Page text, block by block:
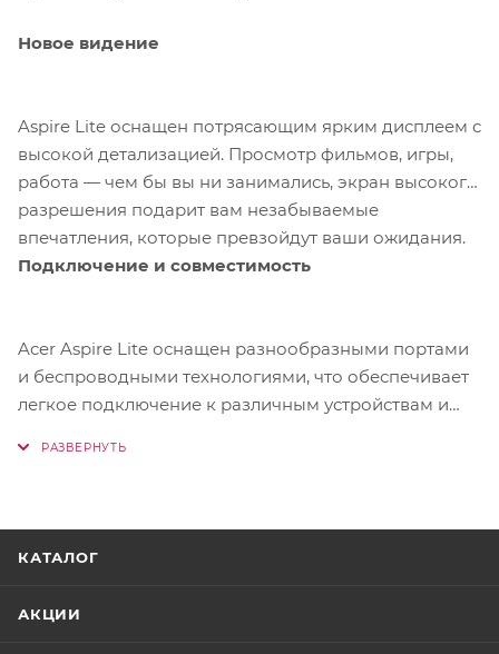
Новое видение
Aspire Lite оснащен потрясающим ярким дисплеем с
высокой детализацией. Просмотр фильмов, игры,
работа — чем бы вы ни занимались, экран высокого
разрешения подарит вам незабываемые
впечатления, которые превзойдут ваши ожидания.
Подключение и совместимость
Acer Aspire Lite оснащен разнообразными портами
и беспроводными технологиями, что обеспечивает
легкое подключение к различным устройствам и
КАТАЛОГ
АКЦИИ